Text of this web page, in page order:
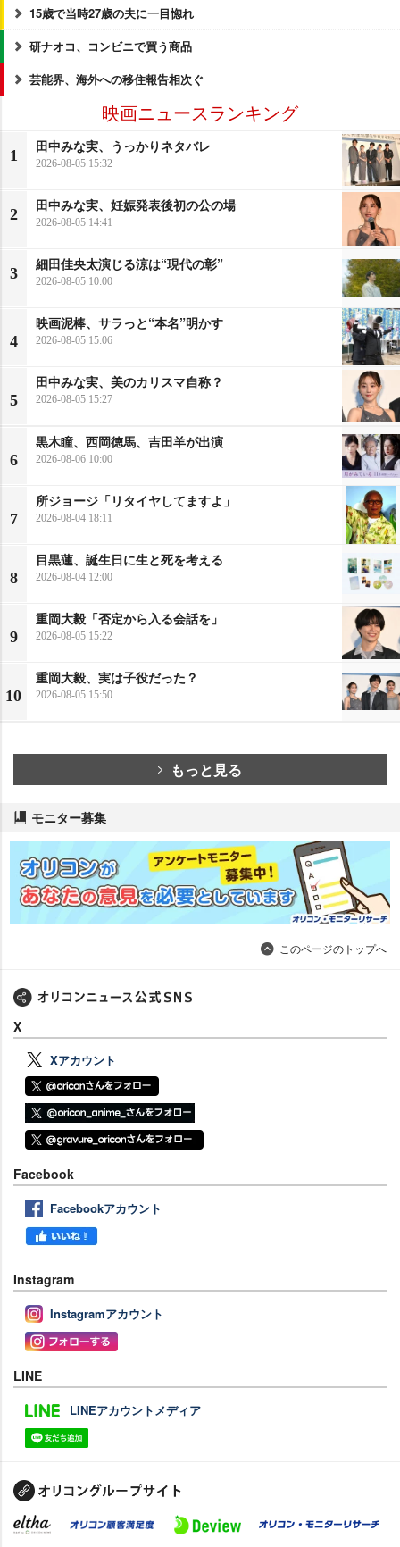
15歳で当時27歳の夫に一目惚れ
研ナオコ、コンビニで買う商品
芸能界、海外への移住報告相次ぐ
映画ニュースランキング
1
田中みな実、うっかりネタバレ
2026-08-05 15:32
2
田中みな実、妊娠発表後初の公の場
2026-08-05 14:41
3
細田佳央太演じる涼は“現代の彰”
2026-08-05 10:00
4
映画泥棒、サラっと“本名”明かす
2026-08-05 15:06
5
田中みな実、美のカリスマ自称？
2026-08-05 15:27
6
黒木瞳、西岡徳馬、吉田羊が出演
2026-08-06 10:00
7
所ジョージ「リタイヤしてますよ」
2026-08-04 18:11
8
目黒蓮、誕生日に生と死を考える
2026-08-04 12:00
9
重岡大毅「否定から入る会話を」
2026-08-05 15:22
10
重岡大毅、実は子役だった？
2026-08-05 15:50
もっと見る
モニター募集
このページのトップへ
X
Xアカウント
Facebook
Facebookアカウント
Instagram
Instagramアカウント
LINE
LINEアカウントメディア